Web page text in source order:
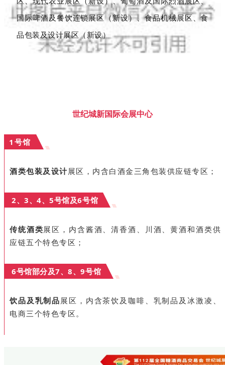
国际啤酒及餐饮连锁展区（新设）、食品机械展区、食
品包装及设计展区（新设）
世纪城新国际会展中心
1号馆
酒类包装及设计展区，内含白酒金三角包装供应链专区；
2、3、4、5号馆及6号馆
传统酒类展区，内含酱酒、清香酒、川酒、黄酒和酒类供
应链五个特色专区；
6号馆部分及7、8、9号馆
饮品及乳制品展区，内含茶饮及咖啡、乳制品及冰激凌、
电商三个特色专区。